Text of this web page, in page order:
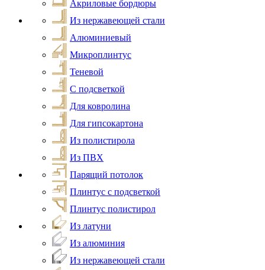
Акриловые бордюры
Из нержавеющей стали
Алюминиевый
Микроплинтус
Теневой
С подсветкой
Для ковролина
Для гипсокартона
Из полистирола
Из ПВХ
Парящий потолок
Плинтус с подсветкой
Плинтус полистирол
Из латуни
Из алюминия
Из нержавеющей стали